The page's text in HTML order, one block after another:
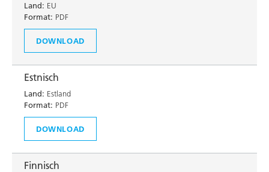
Land: EU
Format: PDF
DOWNLOAD
Estnisch
Land: Estland
Format: PDF
DOWNLOAD
Finnisch